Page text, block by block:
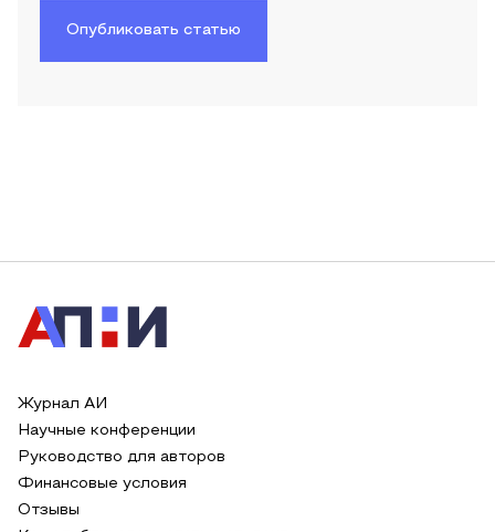
Опубликовать статью
Журнал АИ
Научные конференции
Руководство для авторов
Финансовые условия
Отзывы